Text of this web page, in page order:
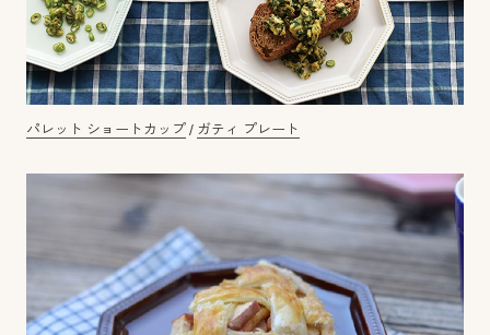
パレット ショートカップ / ガティ プレート